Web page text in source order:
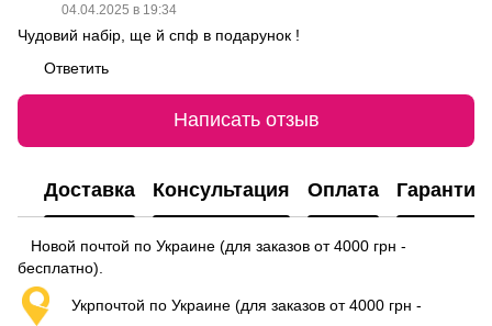
04.04.2025 в 19:34
Чудовий набір, ще й спф в подарунок !
Ответить
Написать отзыв
Доставка Консультация Оплата Гарантия
Новой почтой по Украине (для заказов от 4000 грн -
бесплатно).
Укрпочтой по Украине (для заказов от 4000 грн -